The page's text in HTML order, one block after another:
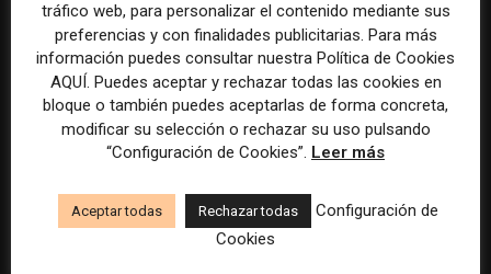
Radio Televisión Madrid
control para el uso de la
inteligencia artificial
ADEPA crea un premio
cobertura periodística del
Mundial 2026
tráfico web, para personalizar el contenido mediante sus
preferencias y con finalidades publicitarias. Para más
información puedes consultar nuestra Política de Cookies
AQUÍ. Puedes aceptar y rechazar todas las cookies en
bloque o también puedes aceptarlas de forma concreta,
modificar su selección o rechazar su uso pulsando
“Configuración de Cookies”. Leer más
Aceptar todas Rechazar todas
Configuración de
Cookies